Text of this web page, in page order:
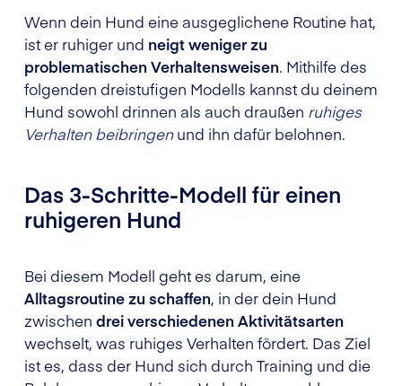
Wenn dein Hund eine ausgeglichene Routine hat,
ist er ruhiger und neigt weniger zu
problematischen Verhaltensweisen. Mithilfe des
folgenden dreistufigen Modells kannst du deinem
Hund sowohl drinnen als auch draußen ruhiges
Verhalten beibringenund ihn dafür belohnen.
Das 3-Schritte-Modell für einen
ruhigeren Hund
Bei diesem Modell geht es darum, eine
Alltagsroutine zu schaffen, in der dein Hund
zwischen drei verschiedenen Aktivitätsarten
wechselt, was ruhiges Verhalten fördert. Das Ziel
ist es, dass der Hund sich durch Training und die